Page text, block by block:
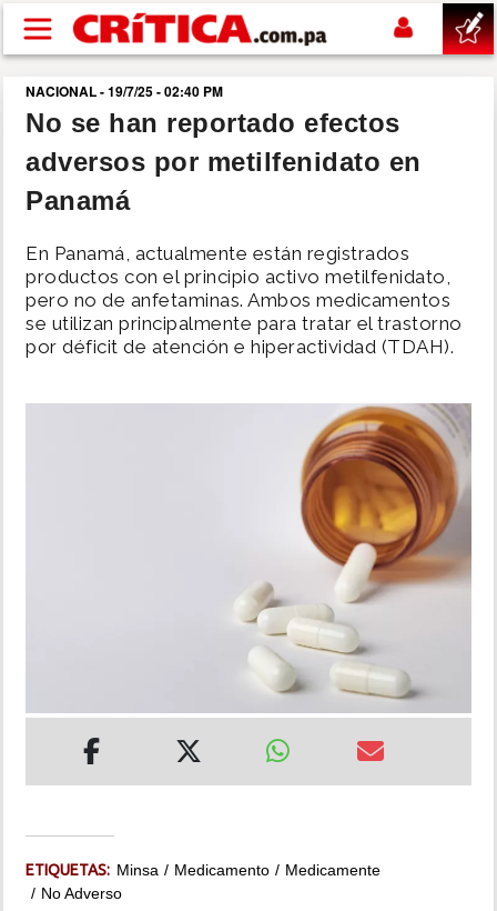
Pasar al contenido principal
buscar
SUCESOS
POLÍTICA
SHOW
NACIONAL - 19/7/25 - 02:40 PM
No se han reportado efectos
adversos por metilfenidato en
Panamá
En Panamá, actualmente están registrados
productos con el principio activo metilfenidato,
pero no de anfetaminas. Ambos medicamentos
se utilizan principalmente para tratar el trastorno
por déficit de atención e hiperactividad (TDAH).
ETIQUETAS: Minsa Medicamento
Medicamente
No Adverso